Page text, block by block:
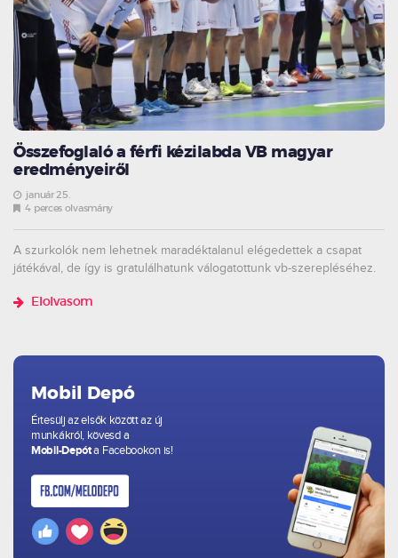
Összefoglaló a férfi kézilabda VB magyar
eredményeiről
január 25.
4 perces olvasmány
A szurkolók nem lehetnek maradéktalanul elégedettek a csapat
játékával, de így is gratulálhatunk válogatottunk vb-szerepléséhez.
Elolvasom
Mobil Depó
Értesülj az elsők között az új
munkákról, kövesd a
Mobil-Depóta Facebookon is!